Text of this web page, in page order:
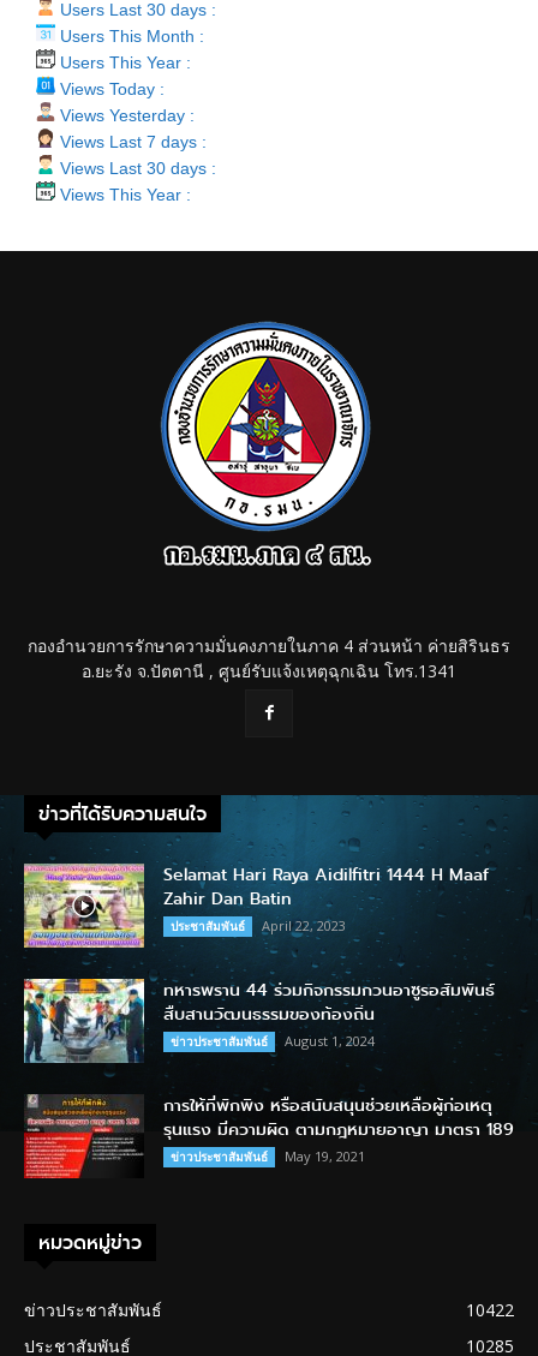
Users Last 30 days :
Users This Month :
Users This Year :
Views Today :
Views Yesterday :
Views Last 7 days :
Views Last 30 days :
Views This Year :
กองอำนวยการรักษาความมั่นคงภายในภาค 4 ส่วนหน้า ค่ายสิรินธร
อ.ยะรัง จ.ปัตตานี , ศูนย์รับแจ้งเหตุฉุกเฉิน โทร.1341
ข่าวที่ได้รับความสนใจ
Selamat Hari Raya Aidilfitri 1444 H Maaf
Zahir Dan Batin
ประชาสัมพันธ์ April 22, 2023
ทหารพราน 44 ร่วมกิจกรรมกวนอาซูรอสัมพันธ์
สืบสานวัฒนธรรมของท้องถิ่น
ข่าวประชาสัมพันธ์ August 1, 2024
การให้ที่พักพิง หรือสนับสนุนช่วยเหลือผู้ก่อเหตุ
รุนแรง มีความผิด ตามกฎหมายอาญา มาตรา 189
ข่าวประชาสัมพันธ์ May 19, 2021
หมวดหมู่ข่าว
ข่าวประชาสัมพันธ์
10422
ประชาสัมพันธ์
10285